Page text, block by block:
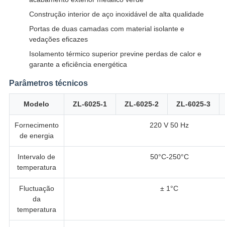
Construção interior de aço inoxidável de alta qualidade
Portas de duas camadas com material isolante e
vedações eficazes
Isolamento térmico superior previne perdas de calor e
garante a eficiência energética
Parâmetros técnicos
Modelo ZL-6025-1 ZL-6025-2 ZL-6025-3
Fornecimento
de energia
220 V 50 Hz
Intervalo de
temperatura
50°C-250°C
Fluctuação
da
temperatura
± 1°C